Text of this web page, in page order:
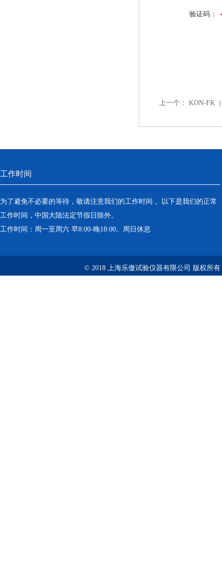
验证码：
上一个： KON-FK
工作时间
为了避免不必要的等待，敬请注意我们的工作时间 。以下是我们的正常
工作时间，中国大陆法定节假日除外。
工作时间：周一至周六 早8:00-晚18:00。周日休息
© 2018 上海乐傲试验仪器有限公司 版权所